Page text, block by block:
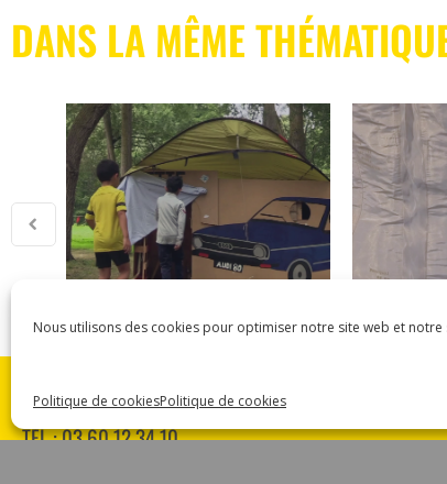
Nous utilisons des cookies pour optimiser notre site web et notre
Politique de cookiesPolitique de cookies
DANS LA MÊME
18 RUE DES MAJOTS 80000 AMIENS
TÉL : 03 60 12 34 10